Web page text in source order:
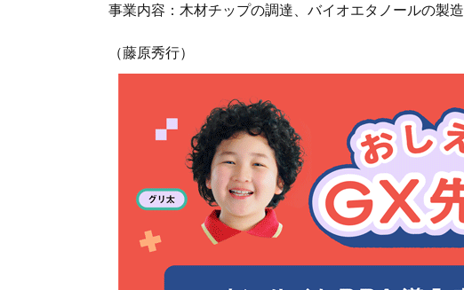
事業内容：木材チップの調達、バイオエタノールの製造
（藤原秀行）